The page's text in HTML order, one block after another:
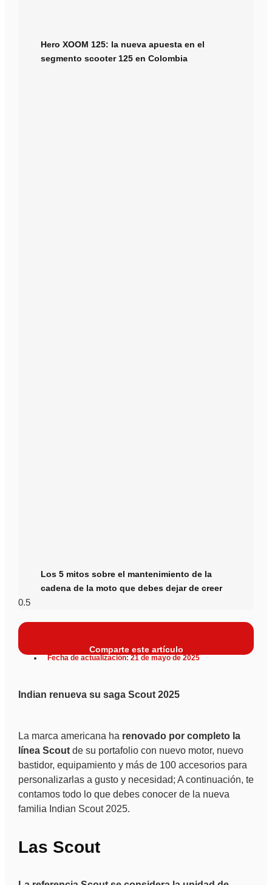
Hero XOOM 125: la nueva apuesta en el
segmento scooter 125 en Colombia
Los 5 mitos sobre el mantenimiento de la
cadena de la moto que debes dejar de creer
Comparte este artículo
Fecha de actualización: 21 de mayo de 2025
Indian renueva su saga Scout 2025
La marca americana ha renovado por completo la
línea Scoutde su portafolio con nuevo motor, nuevo
bastidor, equipamiento y más de 100 accesorios para
personalizarlas a gusto y necesidad; A continuación, te
contamos todo lo que debes conocer de la nueva
familia Indian Scout 2025.
Las Scout